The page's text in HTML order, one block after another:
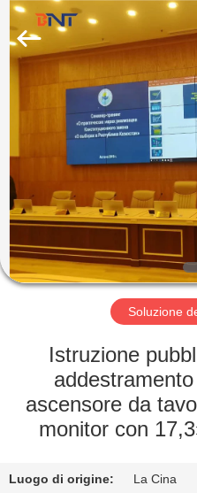
CASA
PRODOTTI
CIRCA
NOI
GIRO
FABBRICA
CONTROLLO
Ente
Co.,
Limited).
Developed
Soluzione
Istruzione
ascensore da
monitor con
Luogo di origine: La Cina